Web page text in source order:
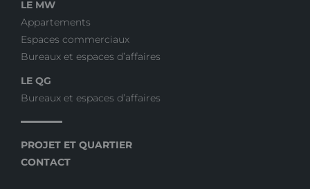
LE MW
Appartements
Espaces commerciaux
Bureaux et espaces d’affaires
LE QG
Bureaux et espaces d’affaires
PROJET ET QUARTIER
CONTACT